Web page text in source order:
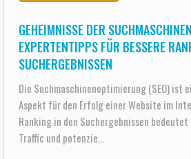
GEHEIMNISSE DER
EXPERTENTIPPS FÜR BESSERE
SUCHERGEBNISSEN
Die Suchmaschinenoptimierung (SEO) ist
Aspekt für den Erfolg einer Website im
Ranking in den Suchergebnissen
Traffic und potenzie...